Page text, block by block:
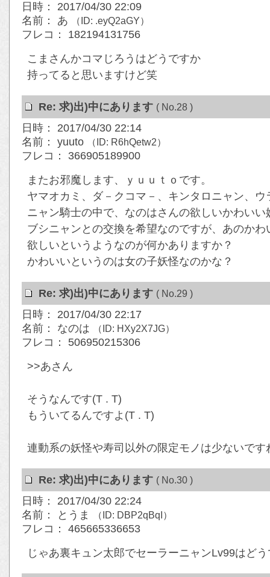
日時： 2017/04/30 22:09
名前： あ
（ID: .eyQ2aGY）
フレコ： 182194131756
こまさんかコマじろうはどうですか
持ってると思いますけど笑
Re: 求)出)中にあります ( No.28 )
日時： 2017/04/30 22:14
名前： yuuto
（ID: R6hQetw2）
フレコ： 366905189900
またお邪魔します、ｙｕｕｔｏです。
ヤマオカミ、ダ－クコマ－、キンタロニャン、ウ
ニャン騎士の中で、なのはさんの欲しいかわいい
ブシニャンとの交換を希望なのですが、あのかわ
欲しいというようなのが何かありますか？
かわいいというのは女の子妖怪なのかな？
Re: 求)出)中にあります ( No.29 )
日時： 2017/04/30 22:17
名前： なのは
（ID: HXy2X7JG）
フレコ： 506950215306
>>あさん
そうなんです(T . T)
もういてるんですよ(T . T)
連動系の妖怪や寿司以外の限定モノは少ないで
Re: 求)出)中にあります ( No.30 )
日時： 2017/04/30 22:24
名前： とうま
（ID: DBP2qBqI）
フレコ： 465665336653
じゃあ裏キュン太郎でセーラーニャンLv99はど